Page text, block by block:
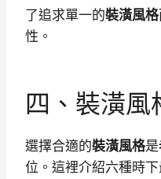
了追求單一的裝潢風格
性。
四、裝潢風
選擇合適的裝潢風格是
位。這裡介紹六種時